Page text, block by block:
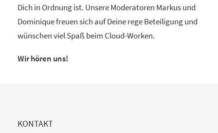
Dich in Ordnung ist. Unsere Moderatoren Markus und
Dominique freuen sich auf Deine rege Beteiligung und
wünschen viel Spaß beim Cloud-Worken.
Wir hören uns!
KONTAKT